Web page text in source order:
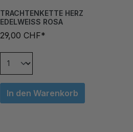
EDELWEISS ROSA
29,00 CHF*
In den Warenkorb